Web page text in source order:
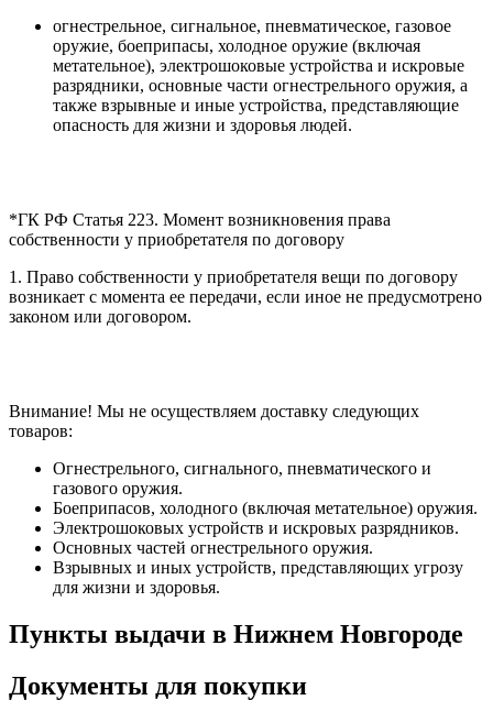
огнестрельное, сигнальное, пневматическое, газовое
оружие, боеприпасы, холодное оружие (включая
метательное), электрошоковые устройства и искровые
разрядники, основные части огнестрельного оружия, а
также взрывные и иные устройства, представляющие
опасность для жизни и здоровья людей.
*ГК РФ Статья 223. Момент возникновения права
собственности у приобретателя по договору
1. Право собственности у приобретателя вещи по договору
возникает с момента ее передачи, если иное не предусмотрено
законом или договором.
Внимание! Мы не осуществляем доставку следующих
товаров:
Огнестрельного, сигнального, пневматического и
газового оружия.
Боеприпасов, холодного (включая метательное) оружия.
Электрошоковых устройств и искровых разрядников.
Основных частей огнестрельного оружия.
Взрывных и иных устройств, представляющих угрозу
для жизни и здоровья.
Пункты выдачи в Нижнем Новгороде
Документы для покупки